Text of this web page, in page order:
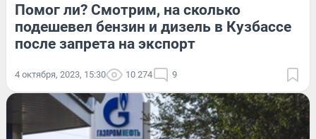
Помог ли? Смотрим, на сколько
подешевел бензин и дизель в Кузбассе
после запрета на экспорт
4 октября, 2023, 15:30 10 274 9